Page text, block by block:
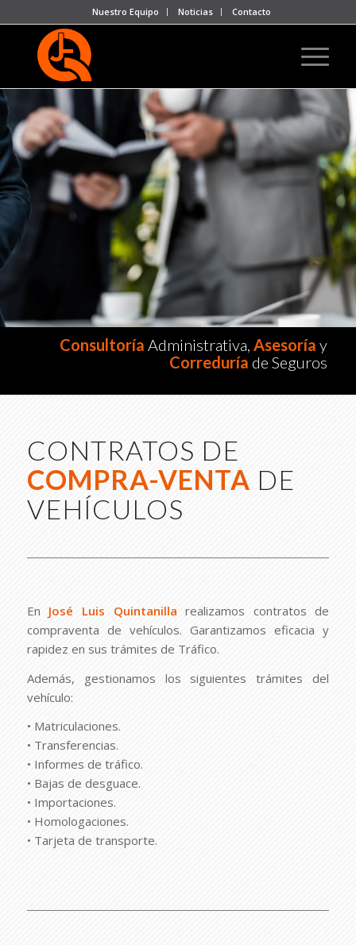
Nuestro Equipo Noticias Contacto
Consultoría Administrativa, Asesoríay
Correduría de Seguros
CONTRATOS DE
COMPRA-VENTA DE
VEHÍCULOS
En José Luis Quintanilla realizamos contratos de
compraventa de vehículos. Garantizamos eficacia y
rapidez en sus trámites de Tráfico.
Además, gestionamos los siguientes trámites del
vehículo:
• Matriculaciones.
• Transferencias.
• Informes de tráfico.
• Bajas de desguace.
• Importaciones.
• Homologaciones.
• Tarjeta de transporte.